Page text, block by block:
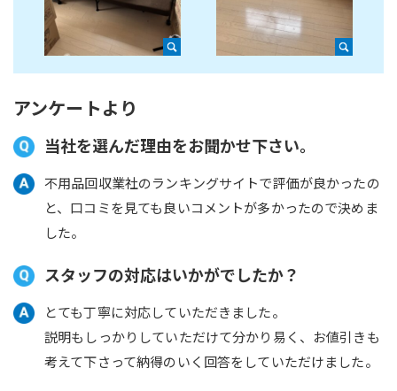
アンケートより
当社を選んだ理由をお聞かせ下さい。
不用品回収業社のランキングサイトで評価が良かったの
と、口コミを見ても良いコメントが多かったので決めま
した。
スタッフの対応はいかがでしたか？
とても丁寧に対応していただきました。
説明もしっかりしていただけて分かり易く、お値引きも
考えて下さって納得のいく回答をしていただけました。